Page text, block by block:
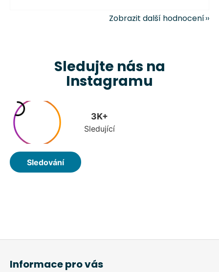
Zobrazit další hodnocení
Sledujte nás na
Instagramu
Informace pro vás